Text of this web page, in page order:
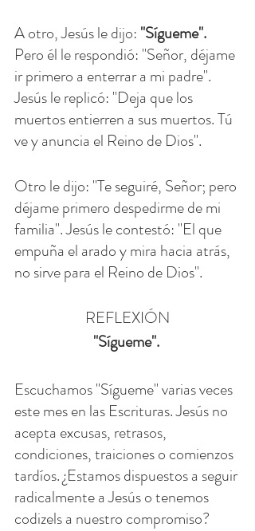
A otro, Jesús le dijo: "Sígueme".
Pero él le respondió: "Señor, déjame
ir primero a enterrar a mi padre".
Jesús le replicó: "Deja que los
muertos entierren a sus muertos. Tú
ve y anuncia el Reino de Dios".
Otro le dijo: "Te seguiré, Señor; pero
déjame primero despedirme de mi
familia". Jesús le contestó: "El que
empuña el arado y mira hacia atrás,
no sirve para el Reino de Dios".
REFLEXIÓN
"Sígueme".
Escuchamos "Sígueme" varias veces
este mes en las Escrituras. Jesús no
acepta excusas, retrasos,
condiciones, traiciones o comienzos
tardíos. ¿Estamos dispuestos a seguir
radicalmente a Jesús o tenemos
codizels a nuestro compromiso?